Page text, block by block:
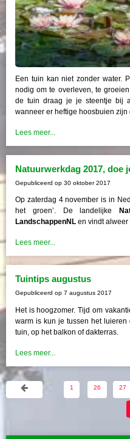
Een tuin kan niet zonder water.
nodig om te overleven, te
de tuin draag je je steentje bij
wanneer er heftige hoosbuien
Lees meer...
Natuurwerkdag 2017, doe
Gepubliceerd op 30 oktober 2017
Op zaterdag 4 november is in
het groen’. De landelijke
LandschappenNL en vindt
Lees meer...
Tuintips augustus
Gepubliceerd op 7 augustus 2017
Het is hoogzomer. Tijd om
warm is kun je tussen het
tuin, op het balkon of dakterras.
Lees meer...
1 26 27